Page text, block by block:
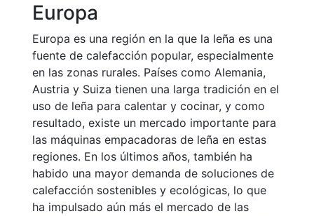
Europa
Europa es una región en la que la leña es una
fuente de calefacción popular, especialmente
en las zonas rurales. Países como Alemania,
Austria y Suiza tienen una larga tradición en el
uso de leña para calentar y cocinar, y como
resultado, existe un mercado importante para
las máquinas empacadoras de leña en estas
regiones. En los últimos años, también ha
habido una mayor demanda de soluciones de
calefacción sostenibles y ecológicas, lo que
ha impulsado aún más el mercado de las